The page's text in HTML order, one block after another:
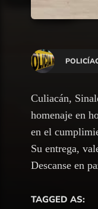
Culiacán,
homenaje en
en el
Su entrega,
Descanse en
TAGGED AS: